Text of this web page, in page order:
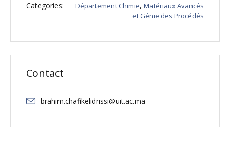
Categories: Département Chimie, Matériaux Avancés
et Génie des Procédés
Contact
brahim.chafikelidrissi@uit.ac.ma